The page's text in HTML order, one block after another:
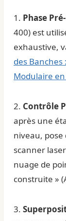
1. Phase
400) est
exhaustive,
des
Modulaire
2. Contrôle
après une
niveau, pose
scanner
nuage de
construite »
3.